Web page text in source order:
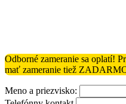
Odborné zameranie sa oplatí!
mať zameranie tiež
Meno a priezvisko: